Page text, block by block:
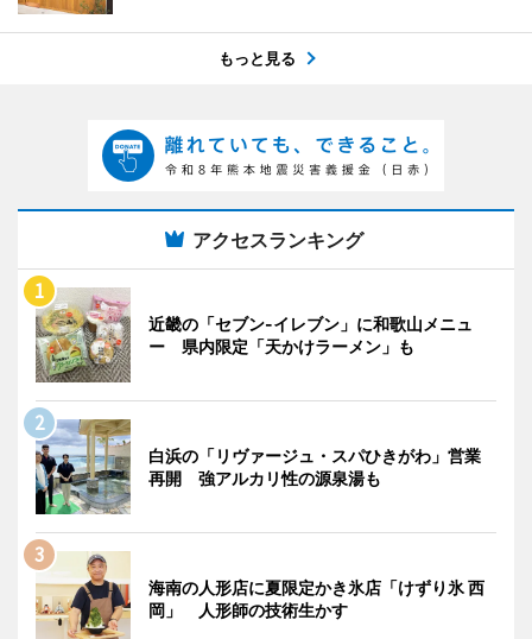
もっと見る
アクセスランキング
近畿の「セブン-イレブン」に和歌山メニュ
ー 県内限定「天かけラーメン」も
白浜の「リヴァージュ・スパひきがわ」営業
再開 強アルカリ性の源泉湯も
海南の人形店に夏限定かき氷店「けずり氷 西
岡」 人形師の技術生かす